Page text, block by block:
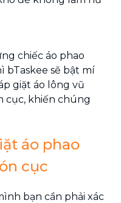
chiếc áo phao
bTaskee sẽ bật mí
giặt áo lông vũ
cục, khiến chúng
áo phao
cục
bạn cần phải xác